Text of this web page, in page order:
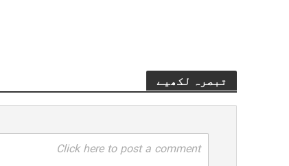
تبصرہ لکھیے
Click here to post a comment